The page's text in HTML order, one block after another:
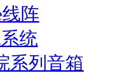
阵
统
系列音箱